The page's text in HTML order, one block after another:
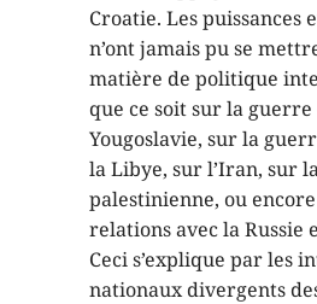
Croatie. Les puissances
n’ont jamais pu se
matière de politique
que ce soit sur la guerre
Yougoslavie, sur la
la Libye, sur l’Iran, sur
palestinienne, ou
relations avec la Russie
Ceci s’explique par les
nationaux divergents